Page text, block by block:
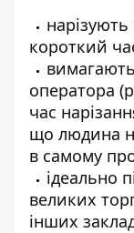
нарізують
короткий
оператора
час
що людина
в самому
ідеально
великих
інших